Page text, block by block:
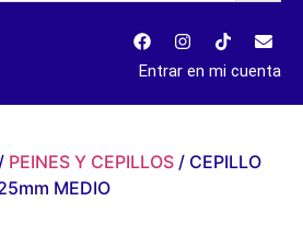
Entrar en mi cuenta
PEINES Y CEPILLOS / CEPILLO
MEDIO